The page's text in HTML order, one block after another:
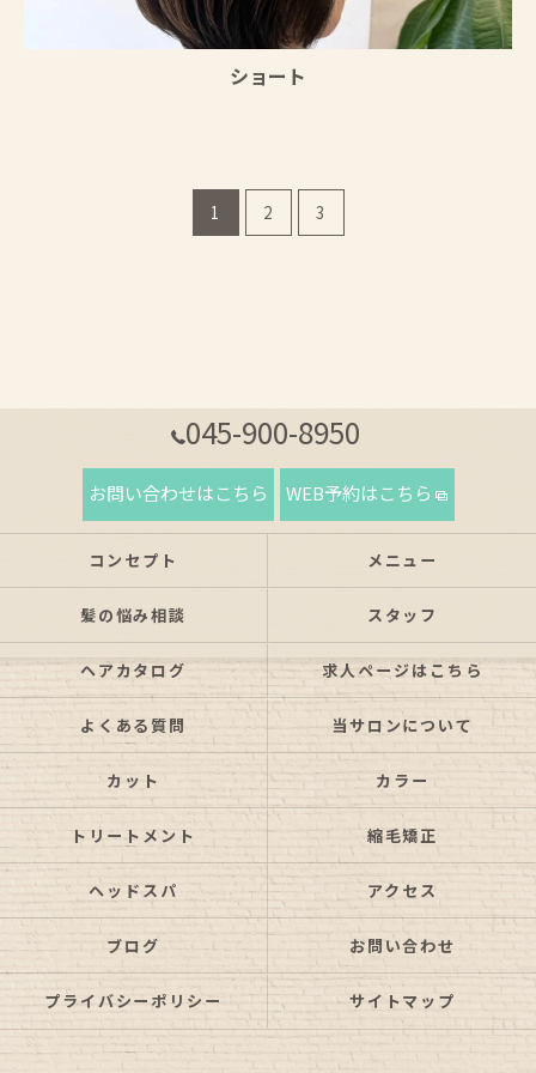
ショート
1 2 3
045-900-8950
お問い合わせはこちら WEB予約はこちら
コンセプト メニュー
髪の悩み相談 スタッフ
ヘアカタログ 求人ページはこちら
よくある質問 当サロンについて
カット カラー
トリートメント 縮毛矯正
ヘッドスパ アクセス
ブログ お問い合わせ
プライバシーポリシー サイトマップ